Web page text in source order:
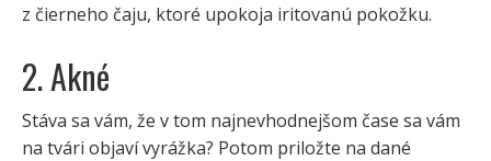
z čierneho čaju, ktoré upokoja iritovanú pokožku.
2. Akné
Stáva sa vám, že v tom najnevhodnejšom čase sa vám
na tvári objaví vyrážka? Potom priložte na dané